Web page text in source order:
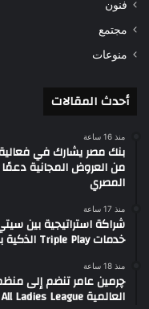
فنون
مجتمع
منوعات
أحدث المقالات
منذ 16 ساعة
بنك مصر يشارك في فعالية
من العروض المجانية
المصري
منذ 17 ساعة
شراكة استراتيجية بين
خدمات Triple Play الذكية بمشروع داون تاون بالعلمين الجديدة
منذ 18 ساعة
العالمية All Ladies League عن الإعلام الرقمي والتجارة الإلكترونية